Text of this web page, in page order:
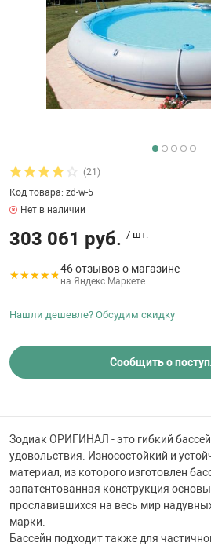
и
для автоматизации
для дезинфекции
бассейна
материалы
(21)
Код товара: zd-w-5
Нет в наличии
303 061 руб. / шт.
46 отзывов о магазине
на Яндекс.Маркете
Нашли дешевле? Обсудим скидку
Зодиак ОРИГИНАЛ - это гибкий
удовольствия. Износостойкий и
материал, из которого изготовлен
запатентованная конструкция
прославившихся на весь мир
марки.
Бассейн подходит также для
Сообщить о